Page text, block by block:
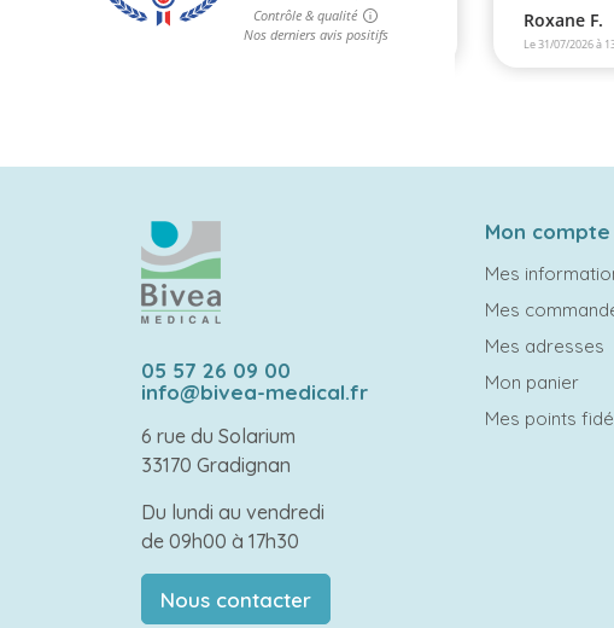
05 57 26 09 00
info@bivea-medical.fr
6 rue du Solarium
33170 Gradignan
Du lundi au vendredi
de 09h00 à 17h30
Nous contacter
Mon compte
Mes
Mes
Mes adresses
Mon panier
Mes points